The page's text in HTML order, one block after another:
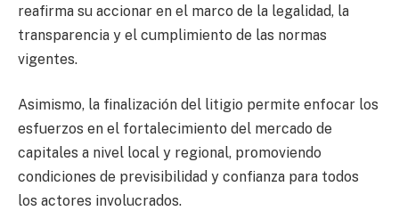
reafirma su accionar en el marco de la legalidad, la
transparencia y el cumplimiento de las normas
vigentes.
Asimismo, la finalización del litigio permite enfocar los
esfuerzos en el fortalecimiento del mercado de
capitales a nivel local y regional, promoviendo
condiciones de previsibilidad y confianza para todos
los actores involucrados.